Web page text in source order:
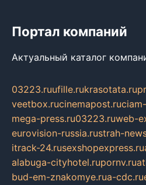
Портал компаний
Актуальный каталог
03223.ruufille.rukrasotata.ru
veetbox.rucinemapost.ru
mega-press.ru03223.ruweb-
eurovision-russia.rustrah-
itrack-24.rusexshopexpress.ru
alabuga-cityhotel.rupornv.ru
bud-em-znakomye.rua-cdc.ru